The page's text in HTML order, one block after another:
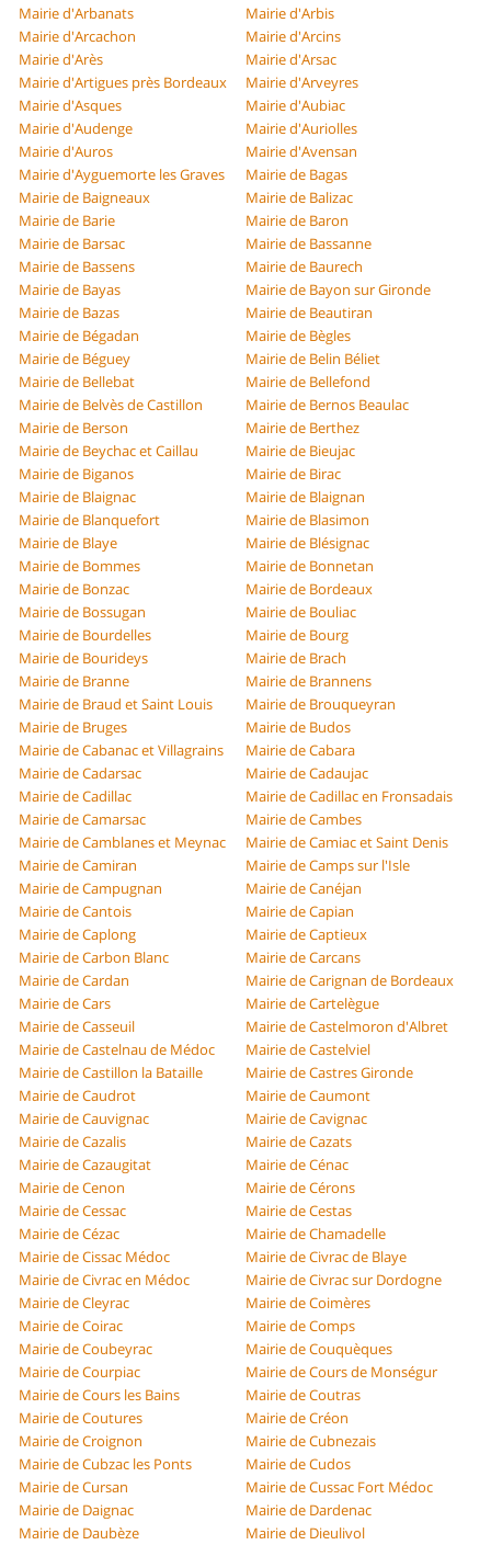
Mairie d'Arbanats
Mairie d'Arbis
Mairie d'Arcachon
Mairie d'Arcins
Mairie d'Arès
Mairie d'Arsac
Mairie d'Artigues près Bordeaux
Mairie d'Arveyres
Mairie d'Asques
Mairie d'Aubiac
Mairie d'Audenge
Mairie d'Auriolles
Mairie d'Auros
Mairie d'Avensan
Mairie d'Ayguemorte les Graves
Mairie de Bagas
Mairie de Baigneaux
Mairie de Balizac
Mairie de Barie
Mairie de Baron
Mairie de Barsac
Mairie de Bassanne
Mairie de Bassens
Mairie de Baurech
Mairie de Bayas
Mairie de Bayon sur Gironde
Mairie de Bazas
Mairie de Beautiran
Mairie de Bégadan
Mairie de Bègles
Mairie de Béguey
Mairie de Belin Béliet
Mairie de Bellebat
Mairie de Bellefond
Mairie de Belvès de Castillon
Mairie de Bernos Beaulac
Mairie de Berson
Mairie de Berthez
Mairie de Beychac et Caillau
Mairie de Bieujac
Mairie de Biganos
Mairie de Birac
Mairie de Blaignac
Mairie de Blaignan
Mairie de Blanquefort
Mairie de Blasimon
Mairie de Blaye
Mairie de Blésignac
Mairie de Bommes
Mairie de Bonnetan
Mairie de Bonzac
Mairie de Bordeaux
Mairie de Bossugan
Mairie de Bouliac
Mairie de Bourdelles
Mairie de Bourg
Mairie de Bourideys
Mairie de Brach
Mairie de Branne
Mairie de Brannens
Mairie de Braud et Saint Louis
Mairie de Brouqueyran
Mairie de Bruges
Mairie de Budos
Mairie de Cabanac et Villagrains
Mairie de Cabara
Mairie de Cadarsac
Mairie de Cadaujac
Mairie de Cadillac
Mairie de Cadillac en Fronsadais
Mairie de Camarsac
Mairie de Cambes
Mairie de Camblanes et Meynac
Mairie de Camiac et Saint Denis
Mairie de Camiran
Mairie de Camps sur l'Isle
Mairie de Campugnan
Mairie de Canéjan
Mairie de Cantois
Mairie de Capian
Mairie de Caplong
Mairie de Captieux
Mairie de Carbon Blanc
Mairie de Carcans
Mairie de Cardan
Mairie de Carignan de Bordeaux
Mairie de Cars
Mairie de Cartelègue
Mairie de Casseuil
Mairie de Castelmoron d'Albret
Mairie de Castelnau de Médoc
Mairie de Castelviel
Mairie de Castillon la Bataille
Mairie de Castres Gironde
Mairie de Caudrot
Mairie de Caumont
Mairie de Cauvignac
Mairie de Cavignac
Mairie de Cazalis
Mairie de Cazats
Mairie de Cazaugitat
Mairie de Cénac
Mairie de Cenon
Mairie de Cérons
Mairie de Cessac
Mairie de Cestas
Mairie de Cézac
Mairie de Chamadelle
Mairie de Cissac Médoc
Mairie de Civrac de Blaye
Mairie de Civrac en Médoc
Mairie de Civrac sur Dordogne
Mairie de Cleyrac
Mairie de Coimères
Mairie de Coirac
Mairie de Comps
Mairie de Coubeyrac
Mairie de Couquèques
Mairie de Courpiac
Mairie de Cours de Monségur
Mairie de Cours les Bains
Mairie de Coutras
Mairie de Coutures
Mairie de Créon
Mairie de Croignon
Mairie de Cubnezais
Mairie de Cubzac les Ponts
Mairie de Cudos
Mairie de Cursan
Mairie de Cussac Fort Médoc
Mairie de Daignac
Mairie de Dardenac
Mairie de Daubèze
Mairie de Dieulivol